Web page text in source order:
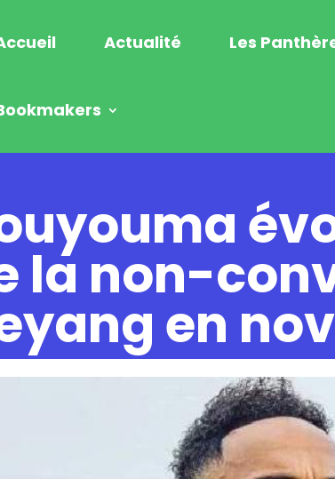
Actualité Les
la non-
en